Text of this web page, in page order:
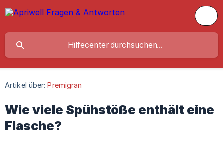
Artikel über: Premigran
Wie viele Spühstöße enthält eine
Flasche?